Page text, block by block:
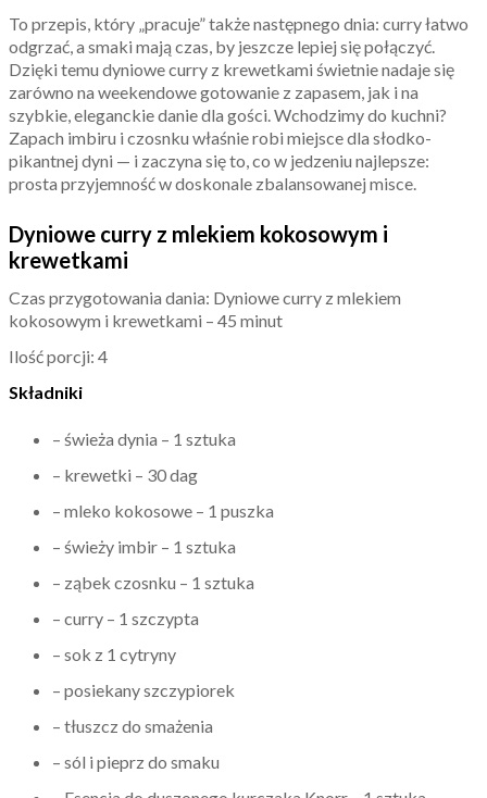
To przepis, który „pracuje” także następnego dnia: curry łatwo
odgrzać, a smaki mają czas, by jeszcze lepiej się połączyć.
Dzięki temu dyniowe curry z krewetkami świetnie nadaje się
zarówno na weekendowe gotowanie z zapasem, jak i na
szybkie, eleganckie danie dla gości. Wchodzimy do kuchni?
Zapach imbiru i czosnku właśnie robi miejsce dla słodko-
pikantnej dyni — i zaczyna się to, co w jedzeniu najlepsze:
prosta przyjemność w doskonale zbalansowanej misce.
Dyniowe curry z mlekiem kokosowym i
krewetkami
Czas przygotowania dania: Dyniowe curry z mlekiem
kokosowym i krewetkami – 45 minut
Ilość porcji: 4
Składniki
– świeża dynia – 1 sztuka
– krewetki – 30 dag
– mleko kokosowe – 1 puszka
– świeży imbir – 1 sztuka
– ząbek czosnku – 1 sztuka
– curry – 1 szczypta
– sok z 1 cytryny
– posiekany szczypiorek
– tłuszcz do smażenia
– sól i pieprz do smaku